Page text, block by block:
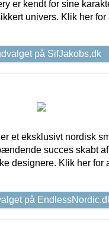
er kendt for sine
univers. Klik her for
på SifJakobs.dk
et eksklusivt nordisk
succes skabt af
designere. Klik her for
på